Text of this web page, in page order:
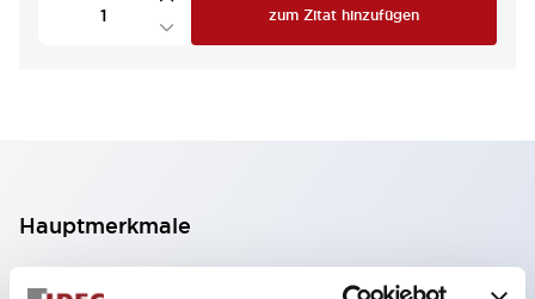
zum Zitat hinzufügen
Hauptmerkmale
2-Kontakt-Block mit 2 Stufen, ermöglicht eine 4-